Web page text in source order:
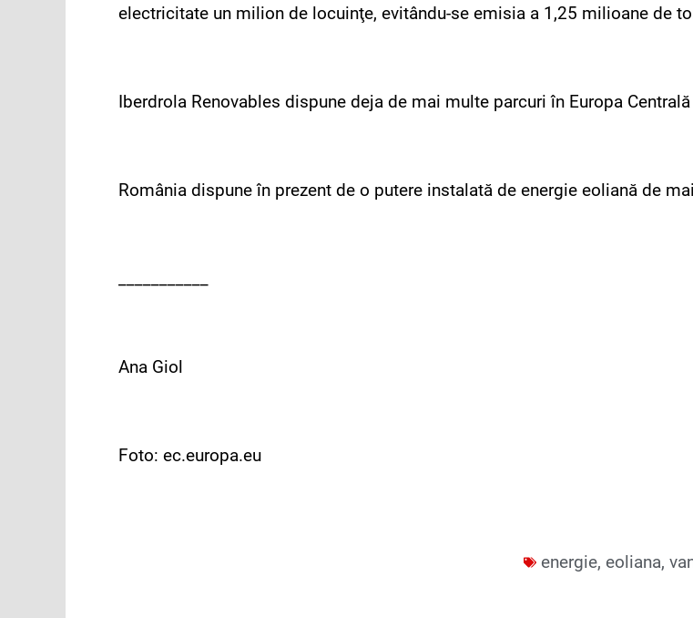
electricitate un milion de locuinţe, evitându-se emisia a 1,25 milioane de
Iberdrola Renovables dispune deja de mai multe parcuri în Europa
România dispune în prezent de o putere instalată de energie eoliană de
Ana Giol
Foto: ec.europa.eu
energie, eoliana,